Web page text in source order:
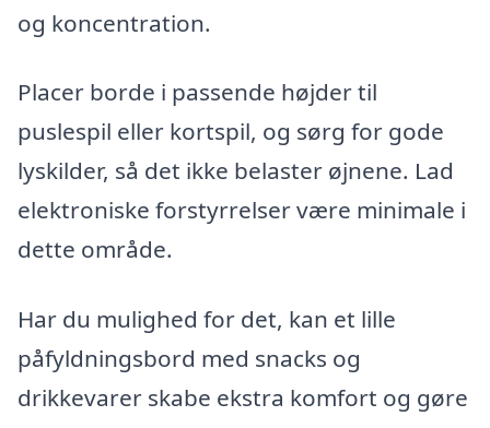
og koncentration.
Placer borde i passende højder til
puslespil eller kortspil, og sørg for gode
lyskilder, så det ikke belaster øjnene. Lad
elektroniske forstyrrelser være minimale i
dette område.
Har du mulighed for det, kan et lille
påfyldningsbord med snacks og
drikkevarer skabe ekstra komfort og gøre